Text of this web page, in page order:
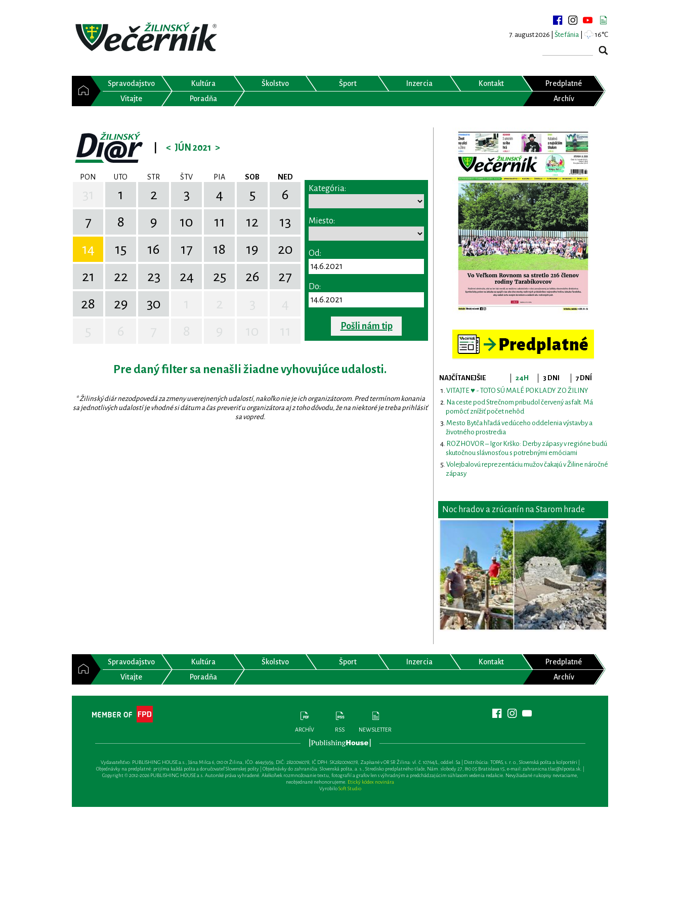
7. august 2026 | Štefánia 16°C
Spravodajstvo Kultúra Školstvo Šport Inzercia Kontakt
Predplatné
Vitajte
Poradňa Archív
< JÚN 2021 >
PON UTO STR ŠTV PIA SOB NED
1 2 3 4 5
6
7
8 9 10 11 12
13
14
15 16 17 18 19
20
21
22 23 24 25 26
27
28
29 30
Kategória:
Miesto:
Od:
Do:
Pošli nám tip
Pre daný filter sa nenašli žiadne vyhovujúce udalosti.
* Žilinský diár nezodpovedá za zmeny uverejnených udalostí, nakoľko nie je ich organizátorom. Pred termínom konania
sa jednotlivých udalostí je vhodné si dátum a čas preveriť u organizátora aj z toho dôvodu, že na niektoré je treba prihlásiť
sa vopred.
NAJČÍTANEJŠIE 24H 3 DNI
7 DNÍ
VITAJTE ♥ - TOTO SÚ MALÉ POKLADY ZO ŽILINY
Na ceste pod Strečnom pribudol červený asfalt. Má
pomôcť znížiť počet nehôd
Mesto Bytča hľadá vedúceho oddelenia výstavby a
životného prostredia
ROZHOVOR – Igor Krško: Derby zápasy v regióne budú
skutočnou slávnosťou s potrebnými emóciami
Volejbalovú reprezentáciu mužov čakajú v Žiline náročné
zápasy
Noc hradov a zrúcanín na Starom hrade
Spravodajstvo Kultúra Školstvo Šport Inzercia Kontakt
Predplatné
Vitajte
Poradňa Archív
ARCHÍV RSS NEWSLETTER
Vydavateľsťvo: PUBLISHING HOUSE a.s., Jána Milca 6, 010 01 Žilina, IČO: 46495959, DIČ: 2820016078, IČ DPH: SK2820016078, Zapísané v OR SR Žilina: vl. č. 10764/L, oddiel: Sa | Distribúcia: TOPAS, s. r. o., Slovenská pošta a kolportéri |
Objednávky na predplatné: prijíma každá pošta a doručovateľ Slovenskej pošty | Objednávky do zahraničia: Slovenská pošta, a. s., Stredisko predplatného tlače, Nám. slobody 27, 810 05 Bratislava 15, e-mail:zahranicna.tlac@slposta.sk. |
Copyright © 2012-2026 PUBLISHING HOUSE a.s. Autorské práva vyhradené. Akékoľvek rozmnožovanie textu, fotografií a grafov len s výhradným a predchádzajúcim súhlasom vedenia redakcie. Nevyžiadané rukopisy nevraciame,
neobjednané nehonorujeme. Etický kódex novinára
VyrobiloSoft Studio